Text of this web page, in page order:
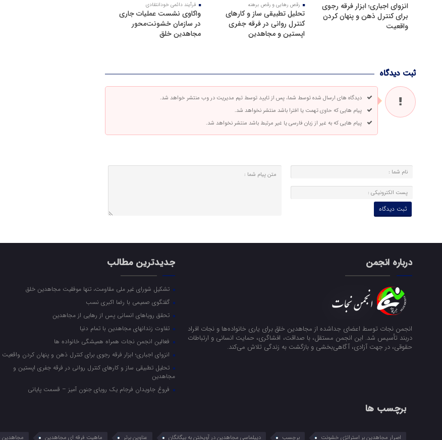
انزوای اجباری؛ ابزار فرقه رجوی
برای کنترل ذهن و پنهان کردن
واقعیت
رقص رهایی و رقص برهنه
تحلیل تطبیقی ساز و کارهای
کنترل روانی در فرقه جفری
اپستین و مجاهدین
فرآیند دائمی خودانتقادی
واکاوی نشست عملیات جاری
در سازمان خشونت‌محور
مجاهدین خلق
ثبت دیدگاه
دیدگاه های ارسال شده توسط شما، پس از تایید توسط تیم مدیریت در وب منتشر خواهد شد.
پیام هایی که حاوی تهمت یا افترا باشد منتشر نخواهد شد.
پیام هایی که به غیر از زبان فارسی یا غیر مرتبط باشد منتشر نخواهد شد.
درباره انجمن
انجمن نجات توسط اعضای جداشده از مجاهدین خلق برای یاری خانواده‌ها و نجات افراد
دربند تأسیس شد. این انجمن مستقل، با صداقت، افشاگری، حمایت انسانی و ارتباطات
حقوقی، در جهت آزادی، آگاهی‌بخشی و بازگشت به زندگی تلاش می‌کند.
جدیدترین مطالب
تشکیل شورای غیر ملی مقاومت، تنها موفقیت مجاهدین خلق
گفتگوی صمیمی با رضا اکبری نسب
تحقق رویاهای انسانی پس از رهایی از مجاهدین
تفاوت زندانهای مجاهدین با تمام دنیا
فعالین انجمن نجات همراه همیشگی خانواده ها
انزوای اجباری؛ ابزار فرقه رجوی برای کنترل ذهن و پنهان کردن واقعیت
تحلیل تطبیقی ساز و کارهای کنترل روانی در فرقه جفری اپستین و
مجاهدین
فروغ جاویدان فرجام یک رویای جنون آمیز – قسمت پایانی
برچسب ها
اصرار مجاهدین بر استراتژی خشونت برچسب دیپلماسی مجاهدین در آویختن به بیگانگان عناوین برتر ماهیت فرقه ای مجاهدین مجاهدین